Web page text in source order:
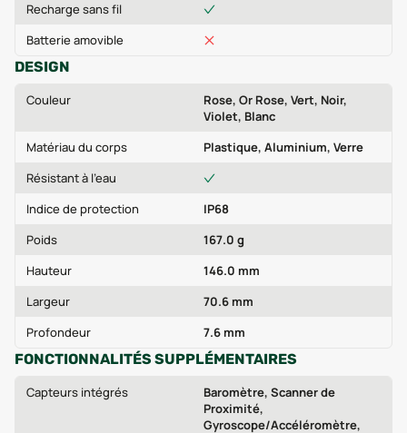
Recharge sans fil
Batterie amovible
DESIGN
Couleur
Rose, Or Rose, Vert, Noir,
Violet, Blanc
Matériau du corps
Plastique, Aluminium, Verre
Résistant à l'eau
Indice de protection
IP68
Poids
167.0 g
Hauteur
146.0 mm
Largeur
70.6 mm
Profondeur
7.6 mm
FONCTIONNALITÉS SUPPLÉMENTAIRES
Capteurs intégrés
Baromètre, Scanner de
Proximité,
Gyroscope/Accéléromètre,